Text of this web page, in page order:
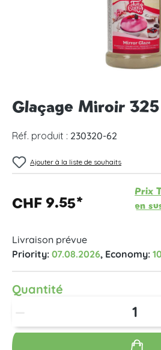
Glaçage Miroir
Réf. produit : 230320-62
Ajouter à la liste de souhaits
CHF 9.55*
Prix
en
Livraison prévue
Priority: 07.08.2026, Economy:
Quantité